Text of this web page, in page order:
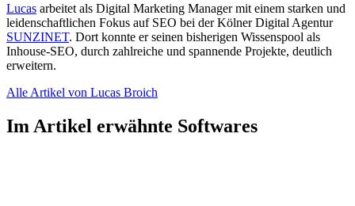
Lucas arbeitet als Digital Marketing Manager mit einem starken und
leidenschaftlichen Fokus auf SEO bei der Kölner Digital Agentur
SUNZINET. Dort konnte er seinen bisherigen Wissenspool als
Inhouse-SEO, durch zahlreiche und spannende Projekte, deutlich
erweitern.
Alle Artikel von Lucas Broich
Im Artikel erwähnte Softwares